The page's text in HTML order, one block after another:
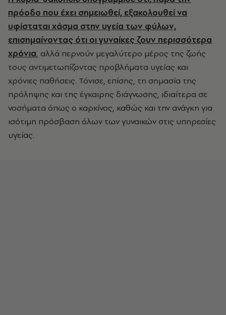
πρόοδο που έχει σημειωθεί, εξακολουθεί να
υφίσταται χάσμα στην υγεία των φύλων,
επισημαίνοντας ότι οι γυναίκες ζουν περισσότερα
χρόνια, αλλά περνούν μεγαλύτερο μέρος της ζωής
τους αντιμετωπίζοντας προβλήματα υγείας και
χρόνιες παθήσεις. Τόνισε, επίσης, τη σημασία της
πρόληψης και της έγκαιρης διάγνωσης, ιδιαίτερα σε
νοσήματα όπως ο καρκίνος, καθώς και την ανάγκη για
ισότιμη πρόσβαση όλων των γυναικών στις υπηρεσίες
υγείας.